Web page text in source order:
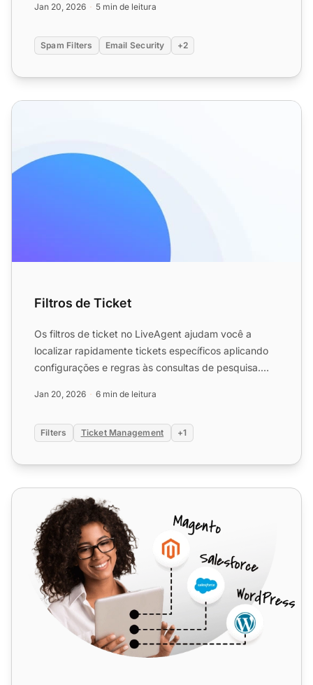
Jan 20, 2026 5 min de leitura
Spam Filters Email Security +2
Filtros de Ticket
Filtros de Ticket
Os filtros de ticket no LiveAgent ajudam você a
localizar rapidamente tickets específicos aplicando
configurações e regras às consultas de pesquisa.
Jan 20, 2026 6 min de leitura
Filters Ticket Management +1
SpamAssassin